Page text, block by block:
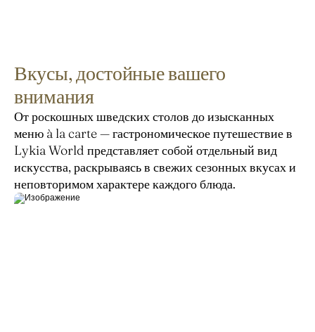
Вкусы, достойные вашего
внимания
От роскошных шведских столов до изысканных
меню à la carte — гастрономическое путешествие в
Lykia World представляет собой отдельный вид
искусства, раскрываясь в свежих сезонных вкусах и
неповторимом характере каждого блюда.